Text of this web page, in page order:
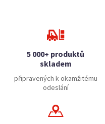
5 000+ produktů
skladem
připravených k okamžitému
odeslání